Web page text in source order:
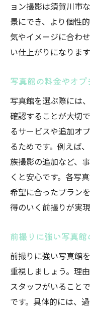
ョン撮影は須賀川市
景にでき、より個性
気やイメージに合わ
い仕上がりになります
写真館の料金やオ
写真館を選ぶ際には
確認することが大切
るサービスや追加オ
るためです。例えば
族撮影の追加など、
くと安心です。各写
希望に合ったプラン
得のいく前撮りが実現
前撮りに強い写真
前撮りに強い写真館
重視しましょう。理
スタッフがいること
です。具体的には、